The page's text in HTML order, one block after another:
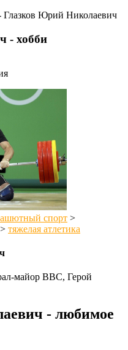
- хобби
спорт >
> тяжелая атлетика
майор ВВС, Герой
- любимое